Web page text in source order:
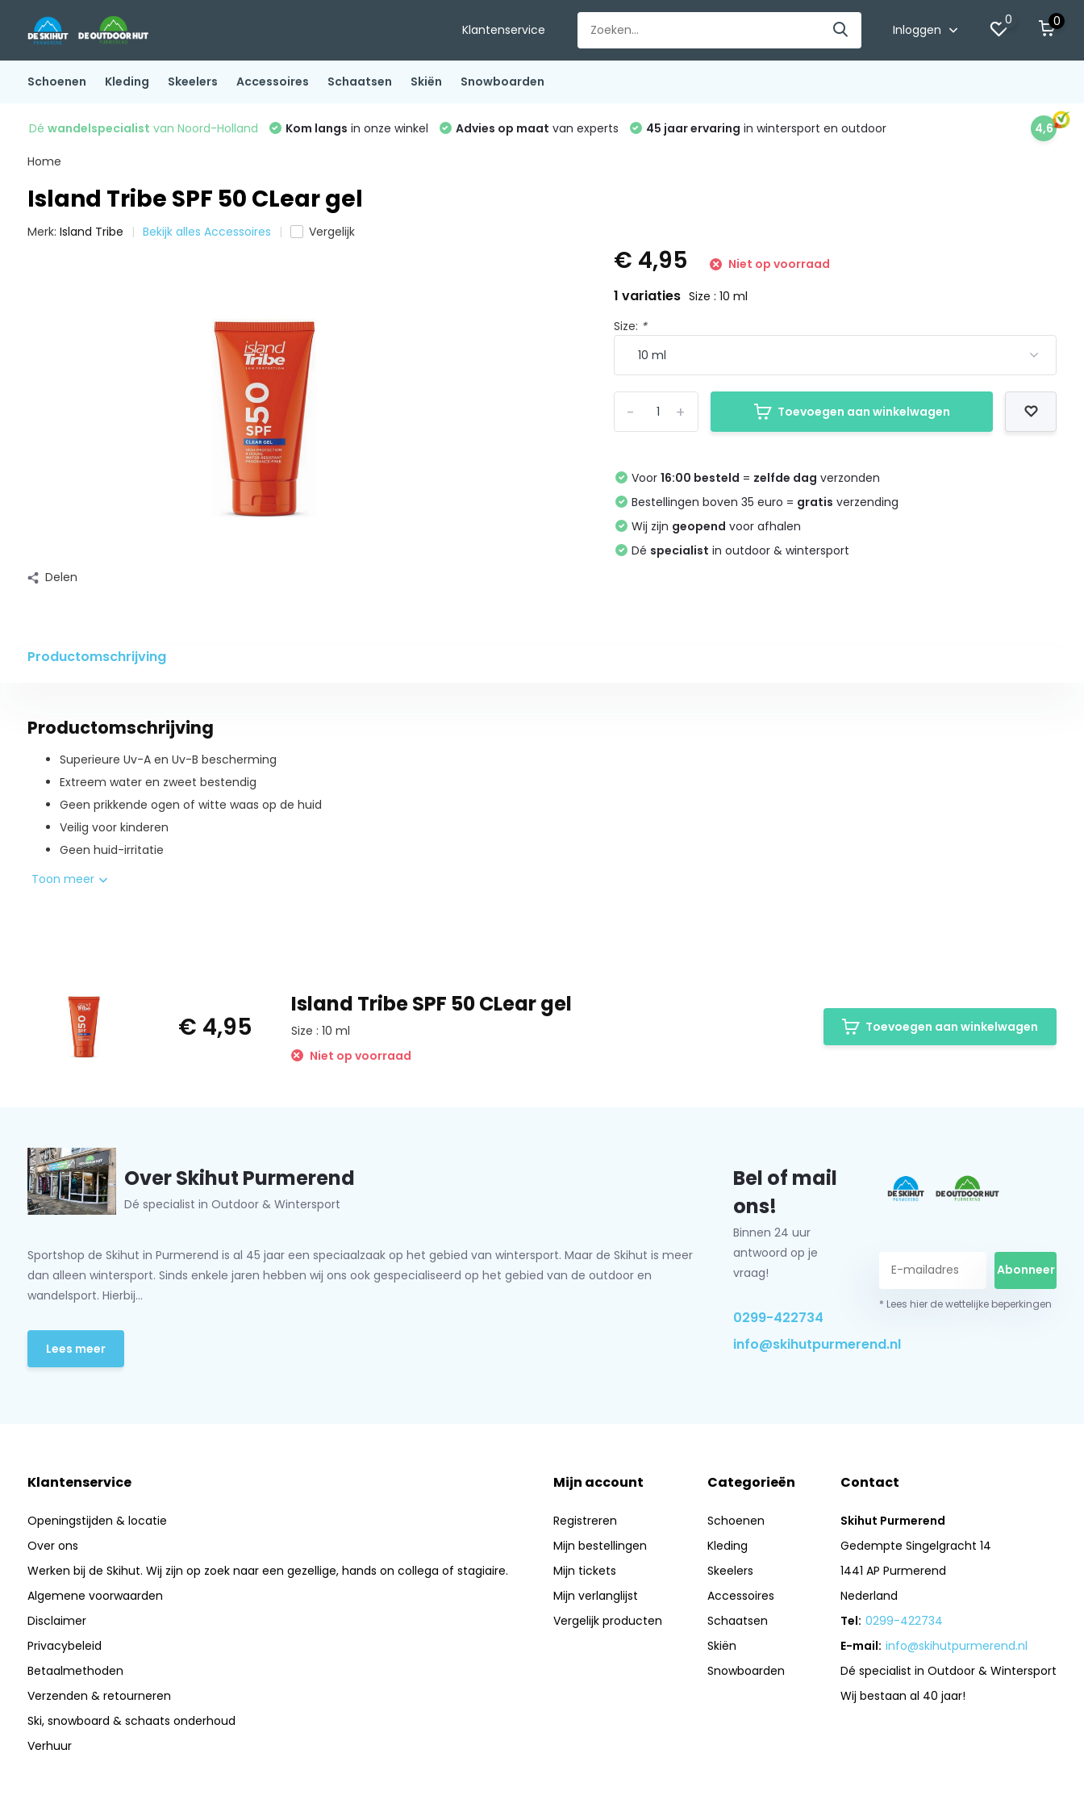
Klantenservice Inloggen
0 0
Schoenen Kleding Skeelers Accessoires Schaatsen Skiën Snowboarden
Dé wandelspecialist van Noord-Holland Kom langs in onze winkel Advies op maat van experts 45 jaar ervaring in wintersport en outdoor 4,6
Home
Island Tribe SPF 50 CLear gel
Merk: Island Tribe Bekijk alles Accessoires Vergelijk
Delen
€ 4,95 Niet op voorraad
1 variaties Size : 10 ml
Size: *
+
- Toevoegen aan winkelwagen
Voor16:00 besteld = zelfde dag verzonden
Bestellingen boven 35 euro = gratis verzending
Wij zijn geopend voor afhalen
Dé specialist in outdoor & wintersport
Productomschrijving
Productomschrijving
Superieure Uv-A en Uv-B bescherming
Extreem water en zweet bestendig
Geen prikkende ogen of witte waas op de huid
Veilig voor kinderen
Geen huid-irritatie
Dermatologisch goedgekeurd
Toon meer
€ 4,95
Island Tribe SPF 50 CLear gel
Size : 10 ml
Niet op voorraad
Toevoegen aan winkelwagen
Over Skihut Purmerend
Dé specialist in Outdoor & Wintersport
Sportshop de Skihut in Purmerend is al 45 jaar een speciaalzaak op het gebied van wintersport. Maar de Skihut is meer
dan alleen wintersport. Sinds enkele jaren hebben wij ons ook gespecialiseerd op het gebied van de outdoor en
wandelsport. Hierbij...
Lees meer
Bel of mail
ons!
Binnen 24 uur
antwoord op je
vraag!
0299-422734
info@skihutpurmerend.nl
Abonneer
* Lees hier de wettelijke beperkingen
Klantenservice
Openingstijden & locatie
Over ons
Werken bij de Skihut. Wij zijn op zoek naar een gezellige, hands on collega of stagiaire.
Algemene voorwaarden
Disclaimer
Privacybeleid
Betaalmethoden
Verzenden & retourneren
Ski, snowboard & schaats onderhoud
Verhuur
Mijn account
Registreren
Mijn bestellingen
Mijn tickets
Mijn verlanglijst
Vergelijk producten
Categorieën
Schoenen
Kleding
Skeelers
Accessoires
Schaatsen
Skiën
Snowboarden
Contact
Skihut Purmerend
Gedempte Singelgracht 14
1441 AP Purmerend
Nederland
Tel: 0299-422734
E-mail: info@skihutpurmerend.nl
Dé specialist in Outdoor & Wintersport
Wij bestaan al 40 jaar!